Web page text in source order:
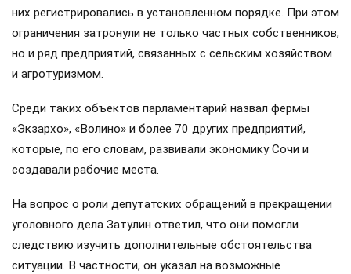
них регистрировались в установленном порядке. При этом
ограничения затронули не только частных собственников,
но и ряд предприятий, связанных с сельским хозяйством
и агротуризмом.
Среди таких объектов парламентарий назвал фермы
«Экзархо», «Волино» и более 70 других предприятий,
которые, по его словам, развивали экономику Сочи и
создавали рабочие места.
На вопрос о роли депутатских обращений в прекращении
уголовного дела Затулин ответил, что они помогли
следствию изучить дополнительные обстоятельства
ситуации. В частности, он указал на возможные